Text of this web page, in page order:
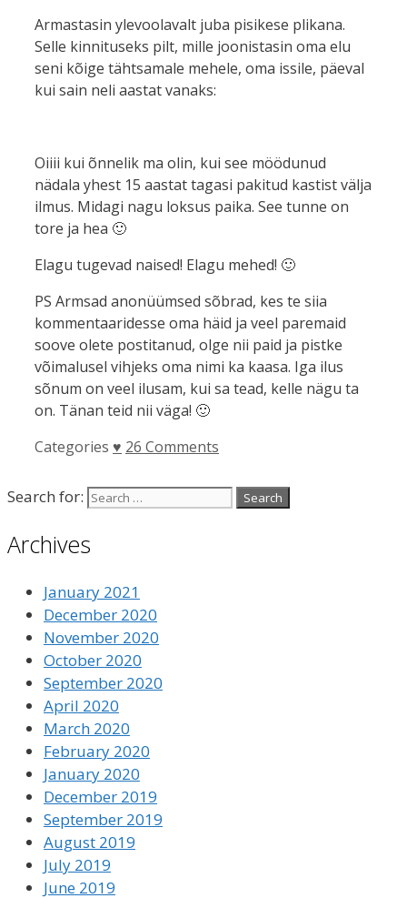
Armastasin ylevoolavalt juba pisikese plikana.
Selle kinnituseks pilt, mille joonistasin oma elu
seni kõige tähtsamale mehele, oma issile, päeval
kui sain neli aastat vanaks:
Oiiii kui õnnelik ma olin, kui see möödunud
nädala yhest 15 aastat tagasi pakitud kastist välja
ilmus. Midagi nagu loksus paika. See tunne on
tore ja hea 🙂
Elagu tugevad naised! Elagu mehed! 🙂
PS Armsad anonüümsed sõbrad, kes te siia
kommentaaridesse oma häid ja veel paremaid
soove olete postitanud, olge nii paid ja pistke
võimalusel vihjeks oma nimi ka kaasa. Iga ilus
sõnum on veel ilusam, kui sa tead, kelle nägu ta
on. Tänan teid nii väga! 🙂
Categories ♥ 26 Comments
Search for:
Archives
January 2021
December 2020
November 2020
October 2020
September 2020
April 2020
March 2020
February 2020
January 2020
December 2019
September 2019
August 2019
July 2019
June 2019